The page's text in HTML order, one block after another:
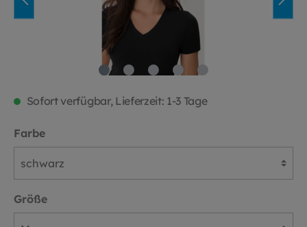
Sofort verfügbar, Lieferzeit: 1-3 Tage
Farbe
Größe